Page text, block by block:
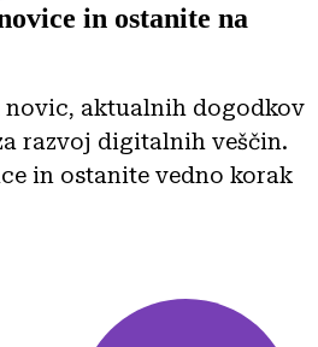
in ostanite na
novic, aktualnih dogodkov
razvoj digitalnih veščin.
in ostanite vedno korak